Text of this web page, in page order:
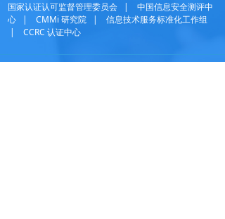
国家认证认可监督管理委员会 | 中国信息安全测评中
心 | CMMi 研究院 | 信息技术服务标准化工作组
| CCRC 认证中心